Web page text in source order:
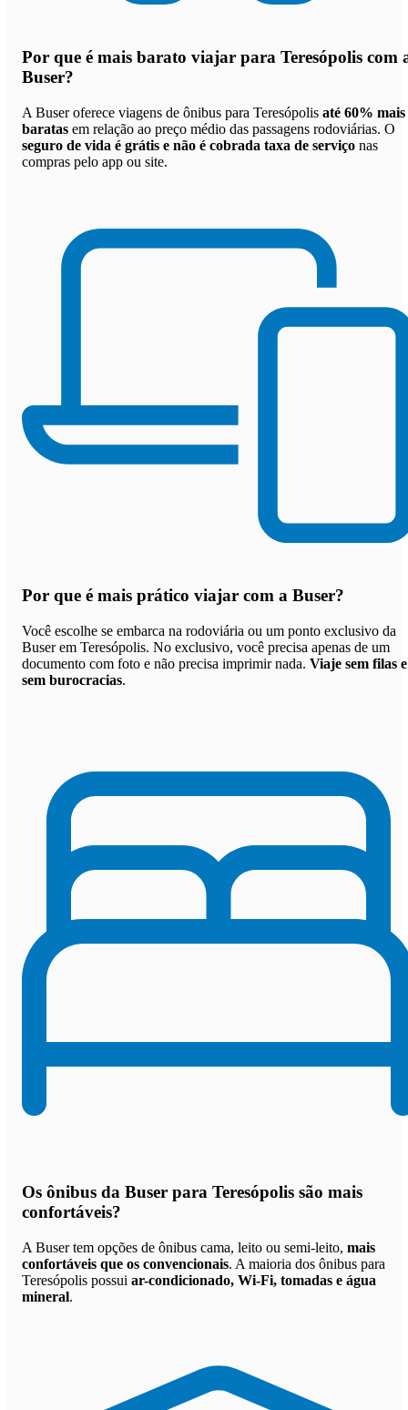
Por que é mais barato viajar para Teresópolis com
Buser?
A Buser oferece viagens de ônibus para Teresópolis até 60% mais
baratas em relação ao preço médio das passagens rodoviárias. O
seguro de vida é grátis e não é cobrada taxa de serviço nas
compras pelo app ou site.
Por que é mais prático viajar com a Buser?
Você escolhe se embarca na rodoviária ou um ponto exclusivo da
Buser em Teresópolis. No exclusivo, você precisa apenas de um
documento com foto e não precisa imprimir nada. Viaje sem filas e
sem burocracias.
Os ônibus da Buser para Teresópolis são mais
confortáveis?
A Buser tem opções de ônibus cama, leito ou semi-leito, mais
confortáveis que os convencionais. A maioria dos ônibus para
Teresópolis possui ar-condicionado, Wi-Fi, tomadas e água
mineral.